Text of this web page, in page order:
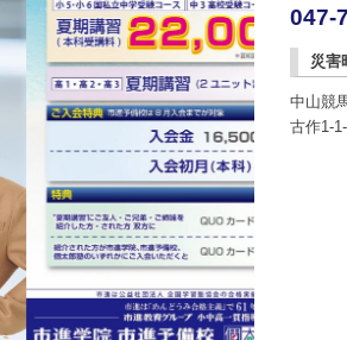
047-
災害
中山競
古作1-